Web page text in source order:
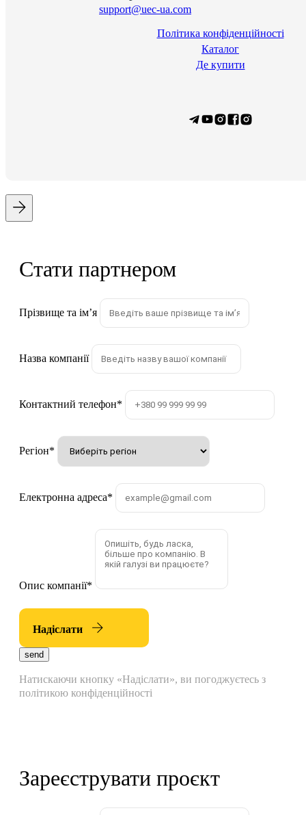
support@uec-ua.com
Політика конфіденційності
Каталог
Де купити
Стати партнером
Прізвище та імʼя
Назва компанії
Контактний телефон*
Регіон*
Електронна адреса*
Опис компанії*
Надіслати
send
Натискаючи кнопку «Надіслати», ви погоджуєтесь з
політикою конфіденційності
Зареєструвати проєкт